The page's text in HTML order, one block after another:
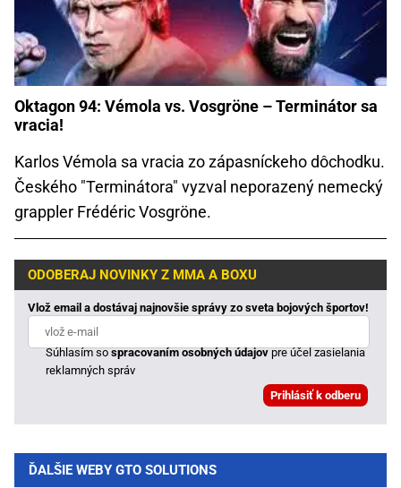
Oktagon 94: Vémola vs. Vosgröne – Terminátor sa
vracia!
Karlos Vémola sa vracia zo zápasníckeho dôchodku.
Českého "Terminátora" vyzval neporazený nemecký
grappler Frédéric Vosgröne.
ODOBERAJ NOVINKY Z MMA A BOXU
Vlož email a dostávaj najnovšie správy zo sveta bojových športov!
Súhlasím sospracovaním osobných údajovpre účel zasielania
reklamných správ
ĎALŠIE WEBY GTO SOLUTIONS